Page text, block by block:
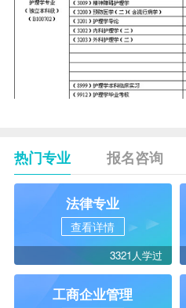
热门专业 报名咨询
法律专业
查看详情
3321人学过
工商企业管理